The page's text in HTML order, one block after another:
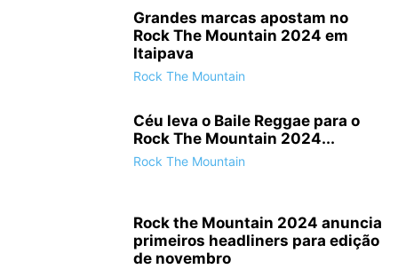
Grandes marcas apostam no
Rock The Mountain 2024 em
Itaipava
Rock The Mountain
Céu leva o Baile Reggae para o
Rock The Mountain 2024...
Rock The Mountain
Rock the Mountain 2024 anuncia
primeiros headliners para edição
de novembro